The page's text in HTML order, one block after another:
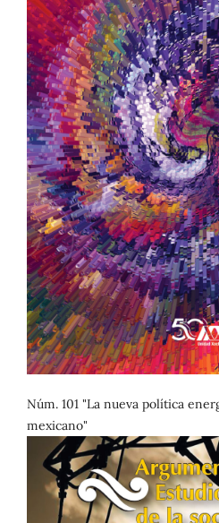
Núm. 101 "La nueva política
mexicano"